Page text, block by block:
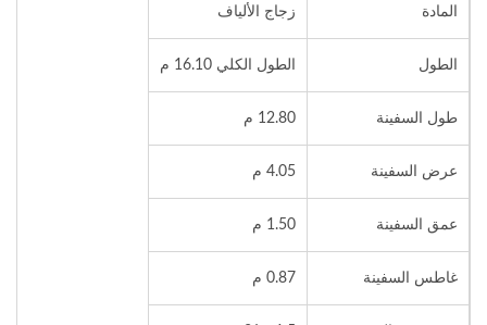
المادة زجاج الألياف
الطول الطول الكلي 16.10 م
طول السفينة 12.80 م
عرض السفينة 4.05 م
عمق السفينة 1.50 م
غاطس السفينة 0.87 م